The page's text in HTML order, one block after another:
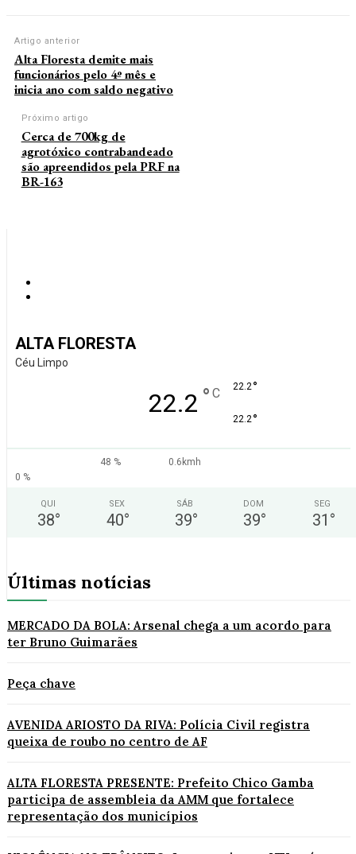
Artigo anterior
Alta Floresta demite mais
funcionários pelo 4º mês e
inicia ano com saldo negativo
Próximo artigo
Cerca de 700kg de
agrotóxico contrabandeado
são apreendidos pela PRF na
BR-163
ALTA FLORESTA
Céu Limpo
22.2 ° C 22.2°
22.2°
48 %
0.6kmh
0 %
QUI
38°
SEX
40°
SÁB
39°
DOM
39°
SEG
31 °
Últimas notícias
MERCADO DA BOLA: Arsenal chega a um acordo para
ter Bruno Guimarães
Peça chave
AVENIDA ARIOSTO DA RIVA: Polícia Civil registra
queixa de roubo no centro de AF
ALTA FLORESTA PRESENTE: Prefeito Chico Gamba
participa de assembleia da AMM que fortalece
representação dos municípios